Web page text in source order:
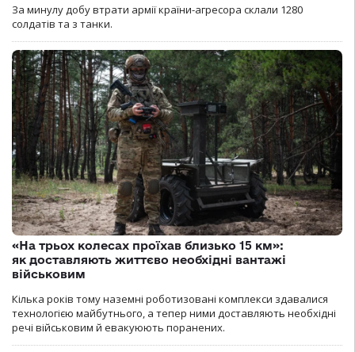
За минулу добу втрати армії країни-агресора склали 1280
солдатів та з танки.
«На трьох колесах проїхав близько 15 км»:
як доставляють життєво необхідні вантажі
військовим
Кілька років тому наземні роботизовані комплекси здавалися
технологією майбутнього, а тепер ними доставляють необхідні
речі військовим й евакуюють поранених.